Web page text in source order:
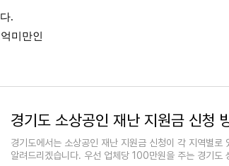
.
미만인
경기도에서는 소상공인 재난 지원금 신청이 각 지역별
알려드리겠습니다. 우선 업체당 100만원을 주는 경기